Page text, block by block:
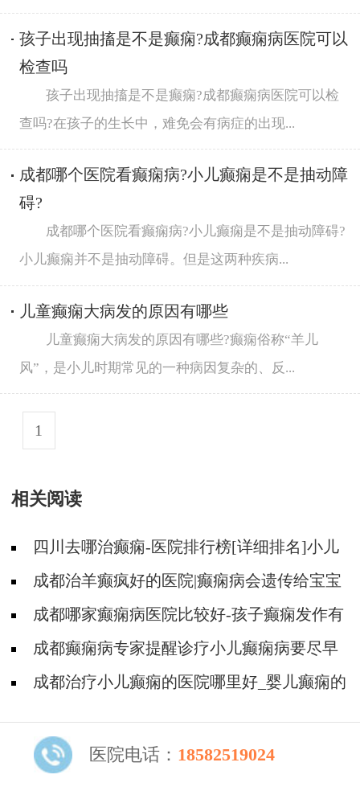
孩子出现抽搐是不是癫痫?成都癫痫病医院可以
检查吗
孩子出现抽搐是不是癫痫?成都癫痫病医院可以检
查吗?在孩子的生长中，难免会有病症的出现...
成都哪个医院看癫痫病?小儿癫痫是不是抽动障
碍?
成都哪个医院看癫痫病?小儿癫痫是不是抽动障碍?
小儿癫痫并不是抽动障碍。但是这两种疾病...
儿童癫痫大病发的原因有哪些
儿童癫痫大病发的原因有哪些?癫痫俗称“羊儿
风”，是小儿时期常见的一种病因复杂的、反...
1
相关阅读
四川去哪治癫痫-医院排行榜[详细排名]小儿
癫痫病要如何治疗?
成都治羊癫疯好的医院|癫痫病会遗传给宝宝
吗? 成都哪家癫痫病医院比较好-孩子癫痫发作有
哪些表现
成都癫痫病专家提醒诊疗小儿癫痫病要尽早
成都治疗小儿癫痫的医院哪里好_婴儿癫痫的
医院电话： 18582519024